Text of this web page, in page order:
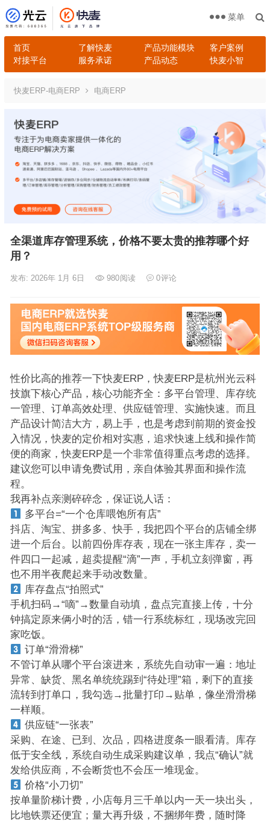
首页 了解快麦 产品功能模块
客户案例
对接平台
服务承诺 产品动态 快麦小智
菜单
快麦ERP-电商ERP 电商ERP
全渠道库存管理系统，价格不要太贵的推荐哪个好
用？
发布: 2026年 1月 6日 980阅读 0评论
性价比高的推荐一下快麦ERP，快麦ERP是杭州光云科
技旗下核心产品，核心功能齐全：多平台管理、库存统
一管理、订单高效处理、供应链管理、实施快速。而且
产品设计简洁大方，易上手，也是考虑到前期的资金投
入情况，快麦的定价相对实惠，追求快速上线和操作简
便的商家，快麦ERP是一个非常值得重点考虑的选择。
建议您可以申请免费试用，亲自体验其界面和操作流
程。
我再补点亲测碎碎念，保证说人话：
多平台=“一个仓库喂饱所有店”
抖店、淘宝、拼多多、快手，我把四个平台的店铺全绑
进一个后台。以前四份库存表，现在一张主库存，卖一
件四口一起减，超卖提醒“滴”一声，手机立刻弹窗，再
也不用半夜爬起来手动改数量。
库存盘点“拍照式”
手机扫码→“嘀”→数量自动填，盘点完直接上传，十分
钟搞定原来俩小时的活，错一行系统标红，现场改完回
家吃饭。
订单“滑滑梯”
不管订单从哪个平台滚进来，系统先自动审一遍：地址
异常、缺货、黑名单统统踢到“待处理”箱，剩下的直接
流转到打单口，我勾选→批量打印→贴单，像坐滑滑梯
一样顺。
供应链“一张表”
采购、在途、已到、次品，四格进度条一眼看清。库存
低于安全线，系统自动生成采购建议单，我点“确认”就
发给供应商，不会断货也不会压一堆现金。
价格“小刀切”
按单量阶梯计费，小店每月三千单以内一天一块出头，
比地铁票还便宜；量大再升级，不捆绑年费，随时降